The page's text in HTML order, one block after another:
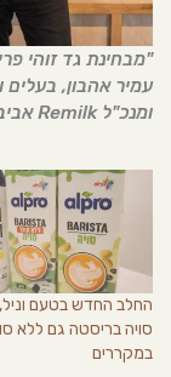
"מבחינת גד זוהי
עמיר אהבון, בעלים
ומנכ"ל Remilk אביב וולף. צילום: דניאל לילה
החלב החדש בטעם
סויה בריסטה גם ללא
במקררים